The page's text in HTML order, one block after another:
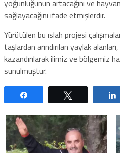
yoğunluğunun artacağını ve
sağlayacağını ifade etmişlerdir.
Yürütülen bu ıslah projesi
taşlardan arındırılan yaylak
kazandırılarak ilimiz ve bölgemiz
sunulmuştur.